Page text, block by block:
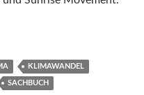
alles ändern können und
KLIMAWANDEL
SACHBUCH